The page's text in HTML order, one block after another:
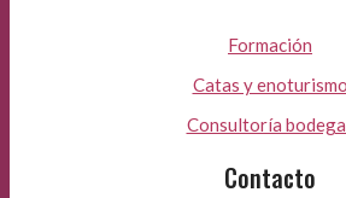
Formación
Catas y enoturismo
Consultoría
Contacto